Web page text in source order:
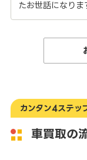
たお世話になりま
カンタン4ステッ
車買取の